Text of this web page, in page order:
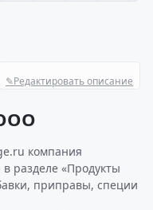
✎Редактировать описание
компания
разделе «Продукты
приправы, специи